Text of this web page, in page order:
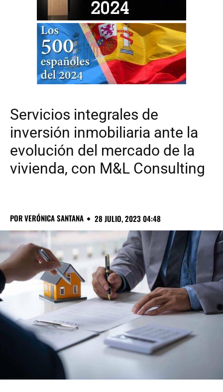
Servicios integrales de
inversión inmobiliaria ante la
evolución del mercado de la
vivienda, con M&L Consulting
PORVERÓNICA SANTANA 28 JULIO, 2023 04:48